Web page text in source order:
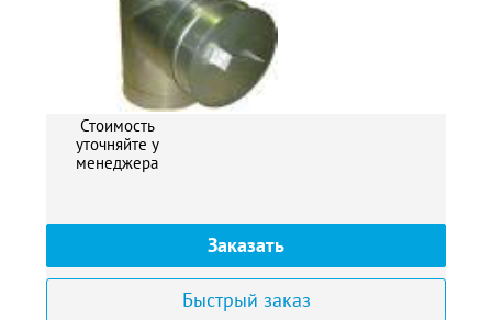
Стоимость
уточняйте у
менеджера
Заказать
Быстрый заказ